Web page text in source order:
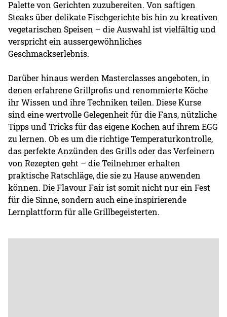
Palette von Gerichten zuzubereiten. Von saftigen
Steaks über delikate Fischgerichte bis hin zu kreativen
vegetarischen Speisen – die Auswahl ist vielfältig und
verspricht ein aussergewöhnliches
Geschmackserlebnis.
Darüber hinaus werden Masterclasses angeboten, in
denen erfahrene Grillprofis und renommierte Köche
ihr Wissen und ihre Techniken teilen. Diese Kurse
sind eine wertvolle Gelegenheit für die Fans, nützliche
Tipps und Tricks für das eigene Kochen auf ihrem EGG
zu lernen. Ob es um die richtige Temperaturkontrolle,
das perfekte Anzünden des Grills oder das Verfeinern
von Rezepten geht – die Teilnehmer erhalten
praktische Ratschläge, die sie zu Hause anwenden
können. Die Flavour Fair ist somit nicht nur ein Fest
für die Sinne, sondern auch eine inspirierende
Lernplattform für alle Grillbegeisterten.